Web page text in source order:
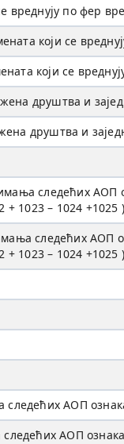
вреднују по фер
који се
који се
друштва и
друштва и
следећих AOП
+ 1023 – 1024 +1025
следећих AOП
+ 1023 – 1024 +1025
AOП
AOП